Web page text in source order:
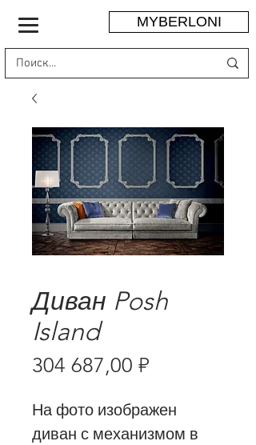
MYBERLONI
Диван Posh
Island
304 687,00 ₽
На фото изображен
диван с механизмом в